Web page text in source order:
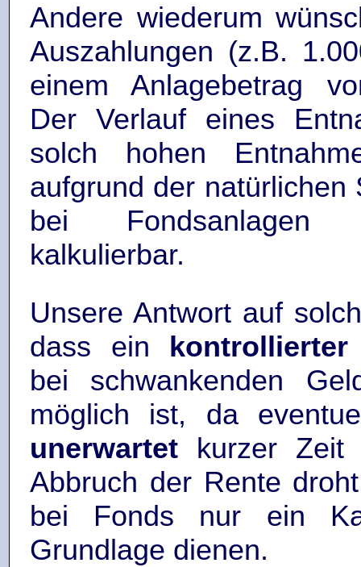
Andere wiederum
Auszahlungen (z.B.
einem Anlagebetrag
Der Verlauf eines
solch hohen
aufgrund der natürlichen
bei
kalkulierbar.
Unsere Antwort auf
dass ein kontrollierter
bei schwankenden
möglich ist, da
unerwartet kurzer Zeit
Abbruch der Rente
bei Fonds nur ein
Grundlage dienen.